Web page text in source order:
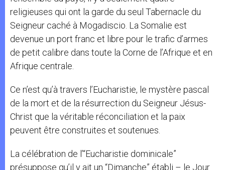
religieuses qui ont la garde du seul Tabernacle du
Seigneur caché à Mogadiscio. La Somalie est
devenue un port franc et libre pour le trafic d’armes
de petit calibre dans toute la Corne de l’Afrique et en
Afrique centrale.
Ce n’est qu’à travers l’Eucharistie, le mystère pascal
de la mort et de la résurrection du Seigneur Jésus-
Christ que la véritable réconciliation et la paix
peuvent être construites et soutenues.
La célébration de l’“Eucharistie dominicale”
présuppose qu’il y ait un “Dimanche” établi – le Jour